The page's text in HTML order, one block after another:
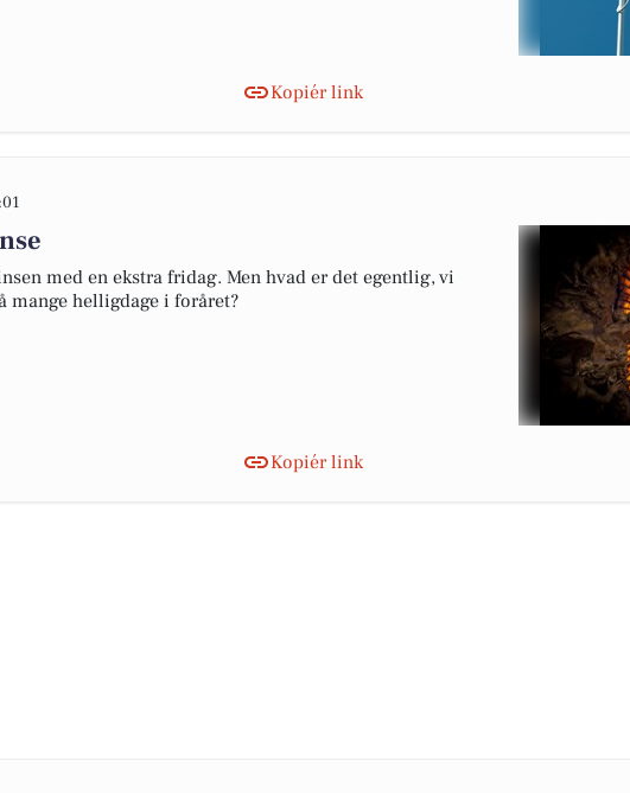
Kopiér link
med en ekstra fridag. Men hvad er det egentlig, vi
mange helligdage i foråret?
Kopiér link